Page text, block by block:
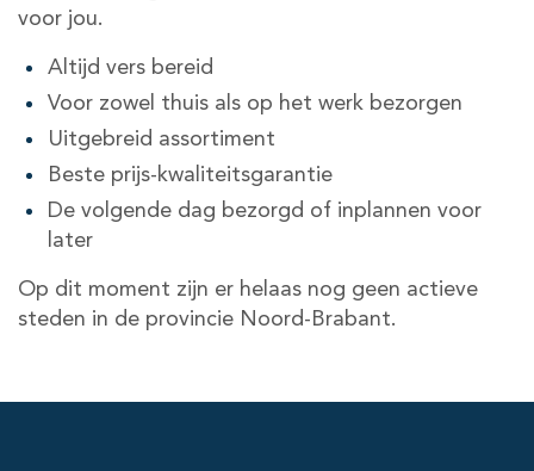
voor jou.
Altijd vers bereid
Voor zowel thuis als op het werk bezorgen
Uitgebreid assortiment
Beste prijs-kwaliteitsgarantie
De volgende dag bezorgd of inplannen voor
later
Op dit moment zijn er helaas nog geen actieve
steden in de provincie Noord-Brabant.